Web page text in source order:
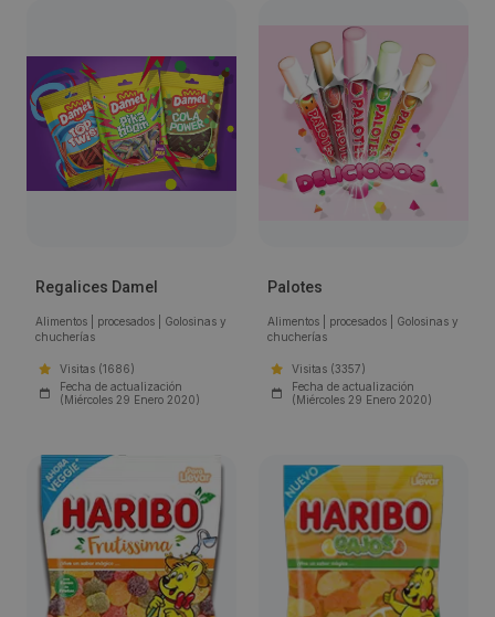
Regalices Damel
Alimentos procesados
Golosinas y
chucherías
Visitas (1686)
Fecha de actualización
(Miércoles 29 Enero 2020)
Palotes
Alimentos procesados
Golosinas y
chucherías
Visitas (3357)
Fecha de actualización
(Miércoles 29 Enero 2020)